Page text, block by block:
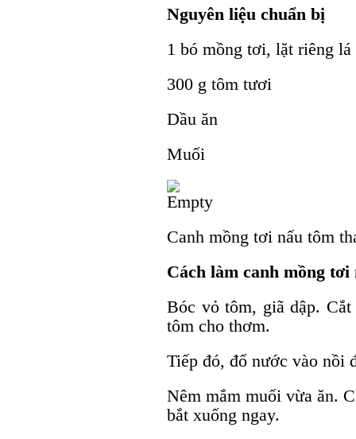
Nguyên liệu chuẩn bị
1 bó mồng tơi, lặt riêng lá
300 g tôm tươi
Dầu ăn
Muối
Canh mồng tơi nấu tôm
Cách làm canh mồng tơi
Bóc vỏ tôm, giã dập.
tôm cho thơm.
Tiếp đó, đổ nước vào nồi
Nêm mắm muối vừa ăn.
bắt xuống ngay.